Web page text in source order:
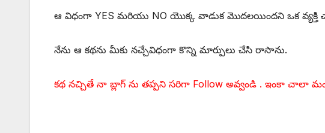
ఆ విధంగా YES మరియు NO యొక్క వాడుక మొదలయిందని ఒక వ్యక్తి
నేను ఆ కథను మీకు నచ్చేవిధంగా కొన్ని మార్పులు చేసి రాసాను.
కథ నచ్చితే నా బ్లాగ్ ను తప్పని సరిగా Follow అవ్వండి . ఇంకా చాలా